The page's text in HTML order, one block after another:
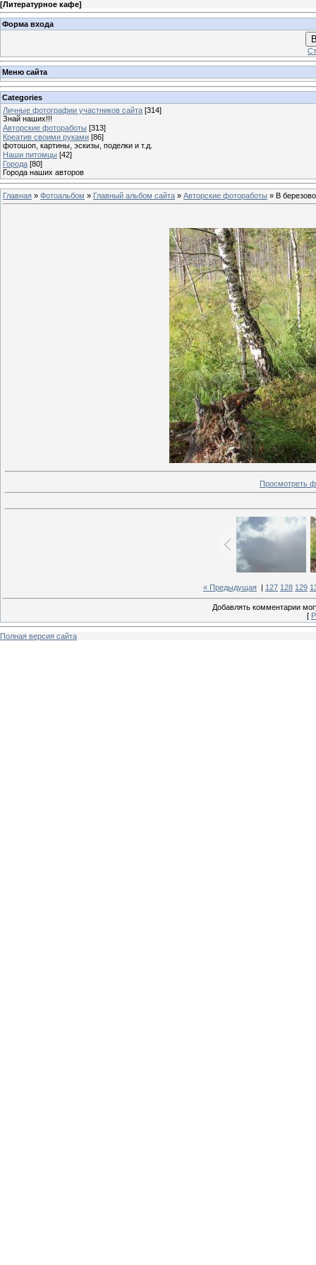
[Литературное кафе]
Форма входа
Меню сайта
Categories
Личные фотографии участников сайта [314]
Знай наших!!!
Авторские фотоработы [313]
Креатив своими руками [86]
фотошоп, картины, эскизы, поделки и т.д.
Наши питомцы [42]
Города [80]
Города наших авторов
Главная » Фотоальбом » Главный альбом сайта » Авторские фотоработы » В
Просмотреть
« Предыдущая 127 128 129
Добавлять комментарии
[
Полная версия сайта